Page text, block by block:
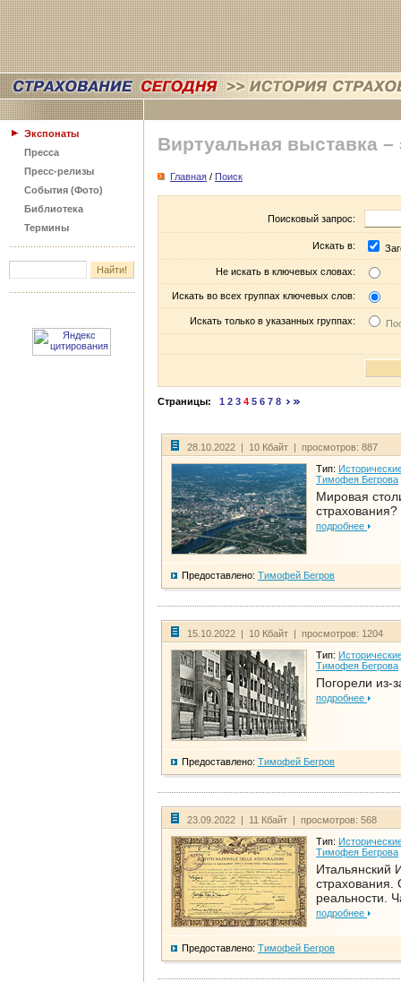
Экспонаты
Пресса
Пресс-релизы
События (Фото)
Библиотека
Термины
Виртуальная выставка –
Главная / Поиск
Поисковый запрос:
Искать в:
Не искать в ключевых словах:
Искать во всех группах ключевых слов:
Искать только в указанных группах:
Страницы: 1 2 3 4 5 6 7 8
28.10.2022 | 10 Кбайт | просмотров: 887
Тип:
Тимофея Бегрова
Мировая
страхования?
подробнее
Предоставлено: Тимофей Бегров
15.10.2022 | 10 Кбайт | просмотров: 1204
Тип:
Тимофея Бегрова
Погорели из-
подробнее
Предоставлено: Тимофей Бегров
23.09.2022 | 11 Кбайт | просмотров: 568
Тип:
Тимофея Бегрова
Итальянский
страхования.
реальности.
подробнее
Предоставлено: Тимофей Бегров